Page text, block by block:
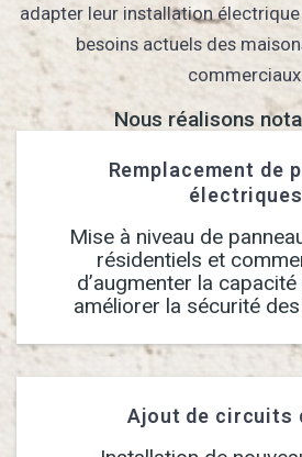
adapter leur installation
besoins actuels des
commerciaux.
Nous réalisons
Remplacement de
électriques
Mise à niveau de
résidentiels et
d’augmenter la
améliorer la sécurité
Ajout de circuits